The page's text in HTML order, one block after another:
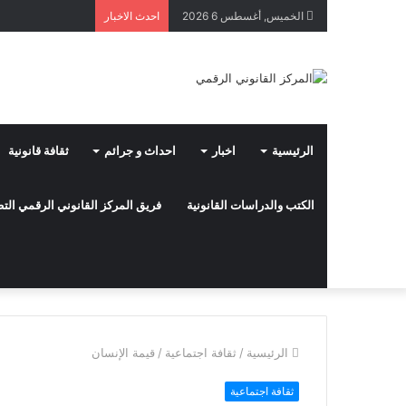
الخميس, أغسطس 6 2026 احدث الاخبار
الرئيسية اخبار احداث و جرائم ثقافة قانونية
الكتب والدراسات القانونية فريق المركز القانوني الرقمي
الرئيسية / ثقافة اجتماعية / قيمة الإنسان
ثقافة اجتماعية